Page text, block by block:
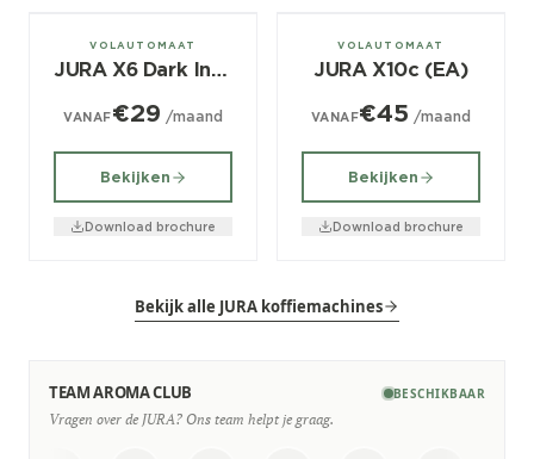
± 80/dag
VOLAUTOMAAT
JURA X6 Dark Inox (EA)
VANAF€29 /maand
Bekijken
Download brochure
± 80/dag
VOLAUTOMAAT
JURA X10c (EA)
VANAF€45 /maand
Bekijken
Download brochure
Bekijk alle JURA koffiemachines
TEAM AROMA CLUB BESCHIKBAAR
Vragen over de JURA? Ons team helpt je graag.